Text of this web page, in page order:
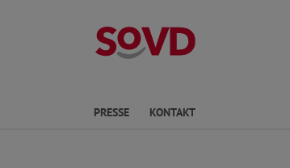
Kreisverband
PRESSE KONTAKT